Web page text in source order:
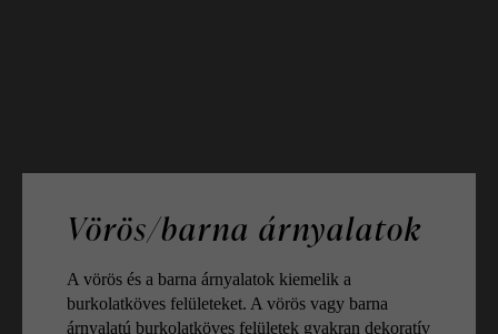
Vörös/barna árnyalatok
A vörös és a barna árnyalatok kiemelik a
burkolatköves felületeket. A vörös vagy barna
árnyalatú burkolatköves felületek gyakran dekoratív